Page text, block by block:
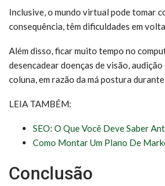
Inclusive, o mundo virtual pode tomar
consequência, têm dificuldades em
Além disso, ficar muito tempo no
desencadear doenças de visão,
coluna, em razão da má postura
LEIA TAMBÉM:
SEO: O Que Você Deve Saber
Como Montar Um Plano De
Conclusão